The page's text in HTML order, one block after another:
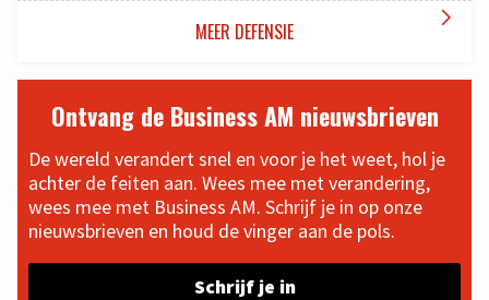
MEER DEFENSIE 
Ontvang de Business AM nieuwsbrieven
De wereld verandert snel en voor je het weet, hol je
achter de feiten aan. Wees mee met verandering,
wees mee met Business AM. Schrijf je in op onze
nieuwsbrieven en houd de vinger aan de pols.
Schrijf je in